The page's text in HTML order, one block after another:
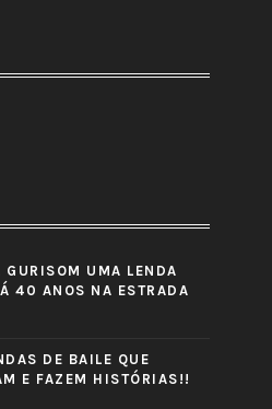
GURISOM UMA LENDA
40 ANOS NA ESTRADA
DE BAILE QUE
E FAZEM HISTÓRIAS!!